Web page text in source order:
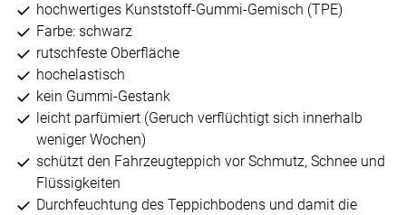
hochwertiges Kunststoff-Gummi-Gemisch (TPE)
Farbe: schwarz
rutschfeste Oberfläche
hochelastisch
kein Gummi-Gestank
leicht parfümiert (Geruch verflüchtigt sich innerhalb
weniger Wochen)
schützt den Fahrzeugteppich vor Schmutz, Schnee und
Flüssigkeiten
Durchfeuchtung des Teppichbodens und damit die